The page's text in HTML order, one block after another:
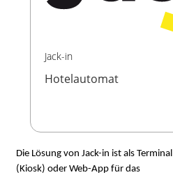
Jack-in
Hotelautomat
Die Lösung von Jack-in ist als Terminal
(Kiosk) oder Web-App für das